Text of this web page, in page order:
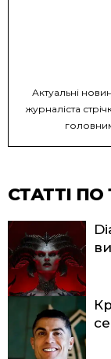
Актуальні
журналіста
СТАТТІ ПО